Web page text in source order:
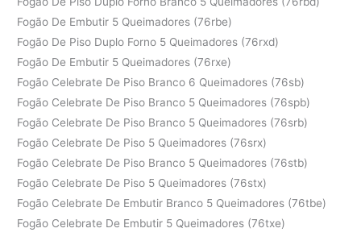
Fogão De Embutir 5 Queimadores (76rbe)
Fogão De Piso Duplo Forno 5 Queimadores (76rxd)
Fogão De Embutir 5 Queimadores (76rxe)
Fogão Celebrate De Piso Branco 6 Queimadores (76sb)
Fogão Celebrate De Piso Branco 5 Queimadores (76spb)
Fogão Celebrate De Piso Branco 5 Queimadores (76srb)
Fogão Celebrate De Piso 5 Queimadores (76srx)
Fogão Celebrate De Piso Branco 5 Queimadores (76stb)
Fogão Celebrate De Piso 5 Queimadores (76stx)
Fogão Celebrate De Embutir Branco 5 Queimadores (76tbe)
Fogão Celebrate De Embutir 5 Queimadores (76txe)